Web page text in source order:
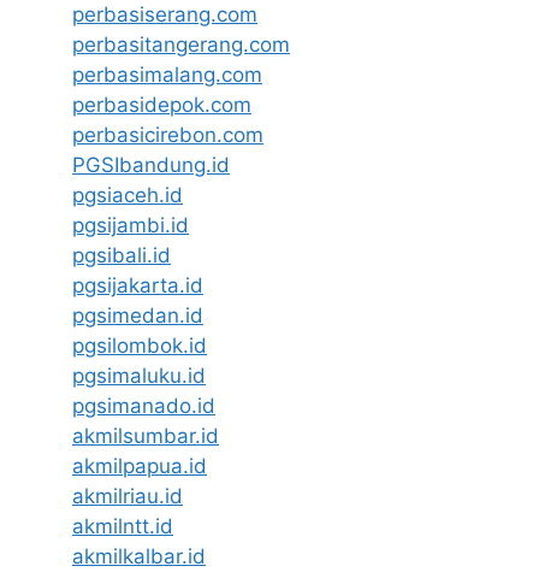
perbasiserang.com
perbasitangerang.com
perbasimalang.com
perbasidepok.com
perbasicirebon.com
PGSIbandung.id
pgsiaceh.id
pgsijambi.id
pgsibali.id
pgsijakarta.id
pgsimedan.id
pgsilombok.id
pgsimaluku.id
pgsimanado.id
akmilsumbar.id
akmilpapua.id
akmilriau.id
akmilntt.id
akmilkalbar.id